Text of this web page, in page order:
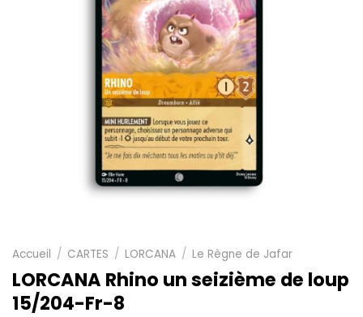
Accueil / CARTES / LORCANA / Le Règne de Jafar
LORCANA Rhino un seizième de loup
15/204-Fr-8